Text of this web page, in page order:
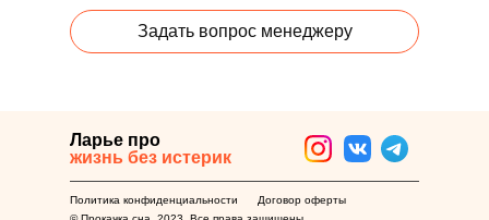
Задать вопрос менеджеру
Политика конфиденциальности
Ларье про
жизнь без истерик
Договор оферты